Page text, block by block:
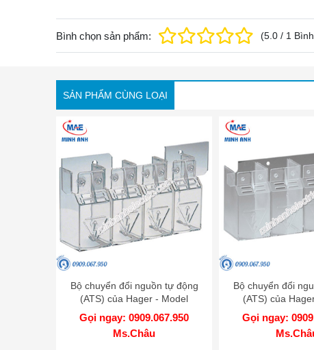
Bình chọn sản phẩm: (5.0 / 1
SẢN PHẨM CÙNG LOẠI
Bộ chuyển đổi nguồn tự động
(ATS) của Hager - Model
HZC206
Gọi ngay: 0909.067.950
Ms.Châu
Bộ chuyển đổi
(ATS) của
HZC204
Gọi ngay: